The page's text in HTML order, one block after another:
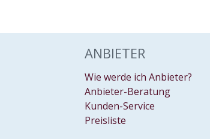
ANBIETER
Wie werde ich Anbieter?
Anbieter-Beratung
Kunden-Service
Preisliste